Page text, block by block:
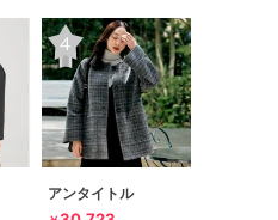
アンタイトル